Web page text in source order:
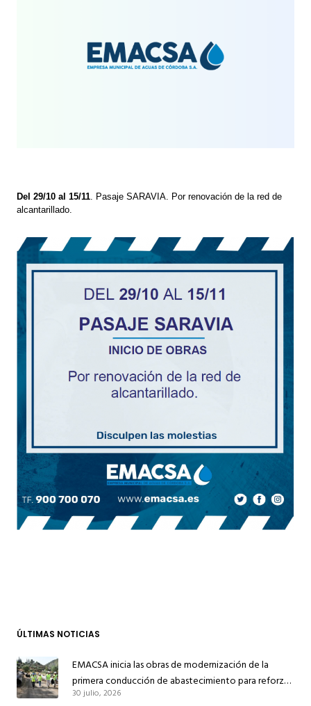
Del 29/10 al 15/11 . Pasaje SARAVIA. Por renovación de la red de
alcantarillado.
ÚLTIMAS NOTICIAS
EMACSA inicia las obras de modernización de la
primera conducción de abastecimiento para reforzar
el suministro de agua de Córdoba
30 julio, 2026